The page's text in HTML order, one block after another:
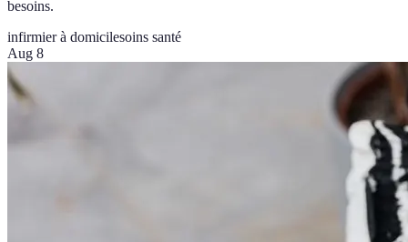
besoins.
infirmier à domicilesoins santé
Aug 8